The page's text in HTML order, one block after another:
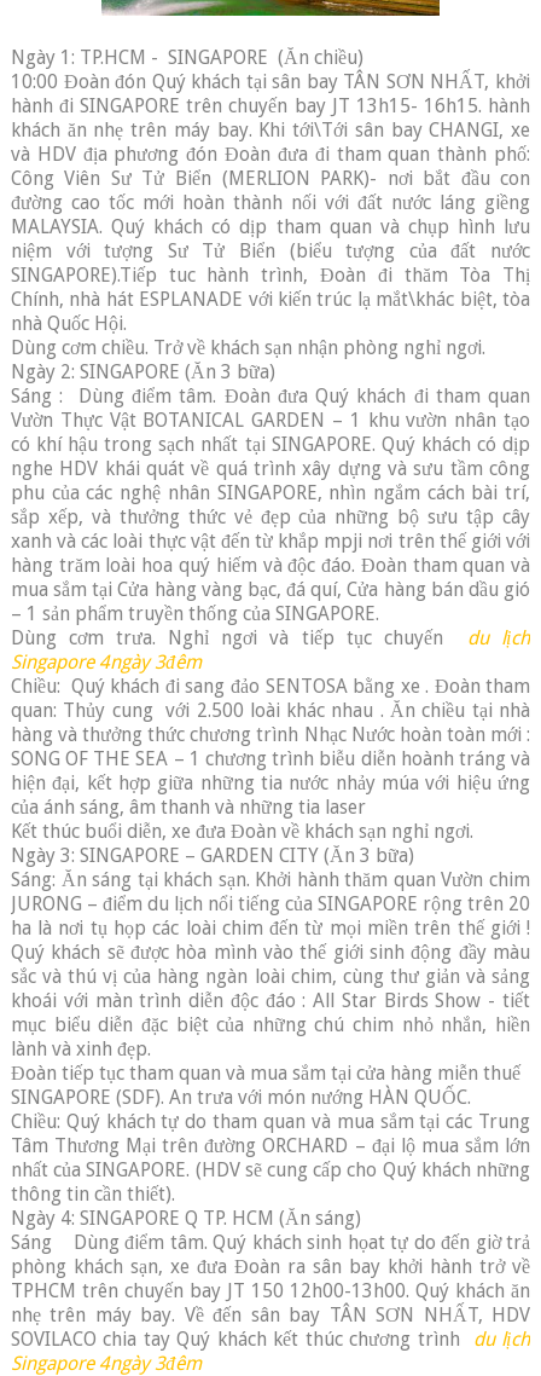
Ngày 1: TP.HCM - SINGAPORE (Ăn chiều)
10:00 Đoàn đón Quý khách tại sân bay TÂN SƠN NHẤT, khởi
hành đi SINGAPORE trên chuyến bay JT 13h15- 16h15. hành
khách ăn nhẹ trên máy bay. Khi tới\Tới sân bay CHANGI, xe
và HDV địa phương đón Đoàn đưa đi tham quan thành phố:
Công Viên Sư Tử Biển (MERLION PARK)- nơi bắt đầu con
đường cao tốc mới hoàn thành nối với đất nước láng giềng
MALAYSIA. Quý khách có dịp tham quan và chụp hình lưu
niệm với tượng Sư Tử Biển (biểu tượng của đất nước
SINGAPORE).Tiếp tuc hành trình, Đoàn đi thăm Tòa Thị
Chính, nhà hát ESPLANADE với kiến trúc lạ mắt\khác biệt, tòa
nhà Quốc Hội.
Dùng cơm chiều. Trở về khách sạn nhận phòng nghỉ ngơi.
Ngày 2: SINGAPORE (Ăn 3 bữa)
Sáng : Dùng điểm tâm. Đoàn đưa Quý khách đi tham quan
Vườn Thực Vật BOTANICAL GARDEN – 1 khu vườn nhân tạo
có khí hậu trong sạch nhất tại SINGAPORE. Quý khách có dịp
nghe HDV khái quát về quá trình xây dựng và sưu tầm công
phu của các nghệ nhân SINGAPORE, nhìn ngắm cách bài trí,
sắp xếp, và thưởng thức vẻ đẹp của những bộ sưu tập cây
xanh và các loài thực vật đến từ khắp mpji nơi trên thế giới với
hàng trăm loài hoa quý hiếm và độc đáo. Đoàn tham quan và
mua sắm tại Cửa hàng vàng bạc, đá quí, Cửa hàng bán dầu gió
– 1 sản phẩm truyền thống của SINGAPORE.
Dùng cơm trưa. Nghỉ ngơi và tiếp tục chuyến
du lịch
Singapore 4ngày 3đêm
Chiều: Quý khách đi sang đảo SENTOSA bằng xe . Đoàn tham
quan: Thủy cung với 2.500 loài khác nhau . Ăn chiều tại nhà
hàng và thưởng thức chương trình Nhạc Nước hoàn toàn mới :
SONG OF THE SEA – 1 chương trình biễu diễn hoành tráng và
hiện đại, kết hợp giữa những tia nước nhảy múa với hiệu ứng
của ánh sáng, âm thanh và những tia laser
Kết thúc buổi diễn, xe đưa Đoàn về khách sạn nghỉ ngơi.
Ngày 3: SINGAPORE – GARDEN CITY (Ăn 3 bữa)
Sáng: Ăn sáng tại khách sạn. Khởi hành thăm quan Vườn chim
JURONG – điểm du lịch nổi tiếng của SINGAPORE rộng trên 20
ha là nơi tụ họp các loài chim đến từ mọi miền trên thế giới !
Quý khách sẽ được hòa mình vào thế giới sinh động đầy màu
sắc và thú vị của hàng ngàn loài chim, cùng thư giản và sảng
khoái với màn trình diễn độc đáo : All Star Birds Show - tiết
mục biểu diễn đặc biệt của những chú chim nhỏ nhắn, hiền
lành và xinh đẹp.
Đoàn tiếp tục tham quan và mua sắm tại cửa hàng miễn thuế
SINGAPORE (SDF). An trưa với món nướng HÀN QUỐC.
Chiều: Quý khách tự do tham quan và mua sắm tại các Trung
Tâm Thương Mại trên đường ORCHARD – đại lộ mua sắm lớn
nhất của SINGAPORE. (HDV sẽ cung cấp cho Quý khách những
thông tin cần thiết).
Ngày 4: SINGAPORE Q TP. HCM (Ăn sáng)
Sáng Dùng điểm tâm. Quý khách sinh họat tự do đến giờ trả
phòng khách sạn, xe đưa Đoàn ra sân bay khởi hành trở về
TPHCM trên chuyến bay JT 150 12h00-13h00. Quý khách ăn
nhẹ trên máy bay. Về đến sân bay TÂN SƠN NHẤT, HDV
SOVILACO chia tay Quý khách kết thúc chương trình
du lịch
Singapore 4ngày 3đêm